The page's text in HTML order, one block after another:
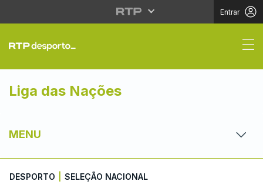
Entrar
Liga das Nações.
Liga das Nações
MENU
DESPORTO SELEÇÃO NACIONAL